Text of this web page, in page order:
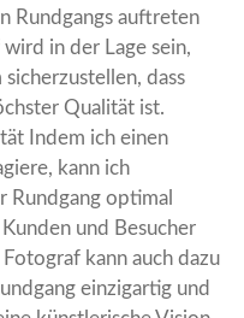
Rundgangs auftreten
in der Lage sein,
dass
Qualität ist.
Indem ich einen
kann ich
Rundgang optimal
und Besucher
kann auch dazu
einzigartig und